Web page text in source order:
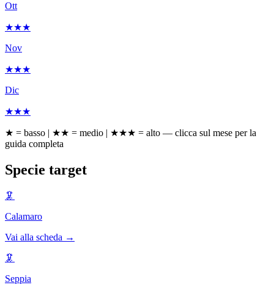
Ott
★★★
Nov
★★★
Dic
★★★
★ = basso | ★★ = medio | ★★★ = alto — clicca sul mese per la
guida completa
Specie target
🦑
Calamaro
Vai alla scheda →
🦑
Seppia